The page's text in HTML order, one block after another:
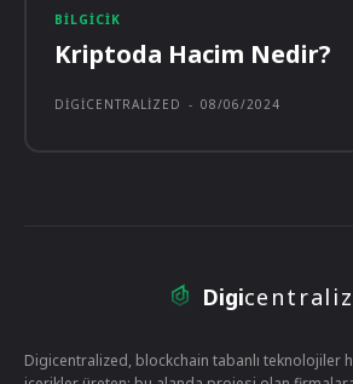
BILGICIK
Kriptoda Hacim Nedir?
DIGICENTRALIZED - 08/06/2024
Digi
Digicentralized, blockchain tabanlı teknolojiler